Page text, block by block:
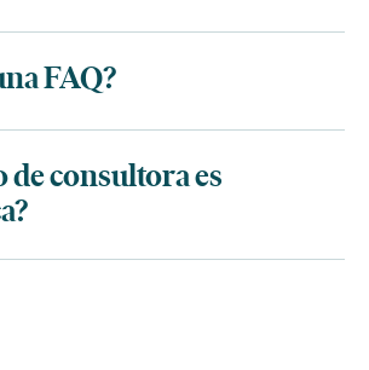
FAQ?
de consultora es